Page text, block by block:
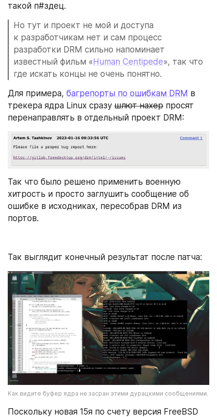
такой п#здец.
Но тут и проект не мой и доступа
к разработчикам нет и сам процесс
разработки DRM сильно напоминает
известный фильм « Human Centipede», так что
где искать концы не очень понятно.
Для примера, багрепорты по ошибкам DRM в
трекера ядра Linux сразу шлют нахер просят
перенаправлять в отдельный проект DRM:
Так что было решено применить военную
хитрость и просто заглушить сообщение об
ошибке в исходниках, пересобрав DRM из
портов.
Так выглядит конечный результат после патча:
Как видите буфер ядра не засран этими дурацкими сообщениями.
Поскольку новая 15я по счету версия FreeBSD